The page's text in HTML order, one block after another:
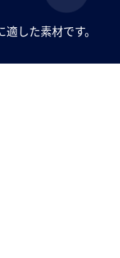
した素材です。